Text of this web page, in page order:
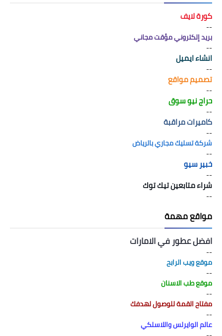
كورة لايف
--
بريد إلكتروني مؤقت مجاني
--
انشاء ايميل
--
تصميم مواقع
--
حراج نيو سوق
--
كاميرات مراقبة
--
شركة تسليك مجاري بالرياض
--
خبير سيو
--
شراء متابعين تيك توك
--
مواقع مهمة
افضل عطور في الامارات
--
موقع ويب الرابح
--
موقع طب الاسنان
--
مفتاح القمة للوصول لهدفك
--
عالم الوايرلس واللاسلكي